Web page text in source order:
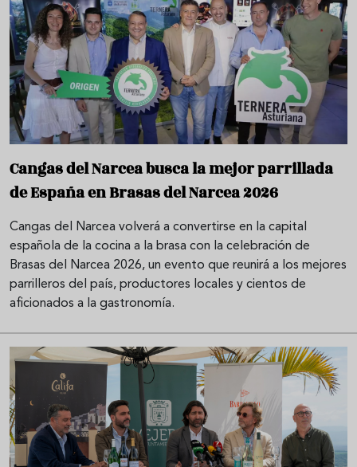
Cangas del Narcea busca la mejor parrillada
de España en Brasas del Narcea 2026
Cangas del Narcea volverá a convertirse en la capital
española de la cocina a la brasa con la celebración de
Brasas del Narcea 2026, un evento que reunirá a los mejores
parrilleros del país, productores locales y cientos de
aficionados a la gastronomía.